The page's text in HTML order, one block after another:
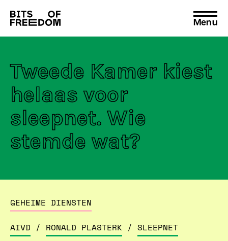
Search
for:
Menu
Tweede Kamer kiest
helaas voor
sleepnet. Wie
stemde wat?
GEHEIME DIENSTEN
AIVD / RONALD PLASTERK / SLEEPNET